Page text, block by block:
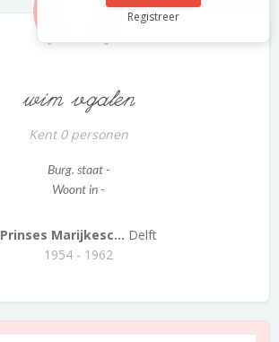
Registreer
wim vgalen
Kent 0 personen
Burg. staat -
Woont in -
Prinses Marijkesc... Delft
1954 - 1962